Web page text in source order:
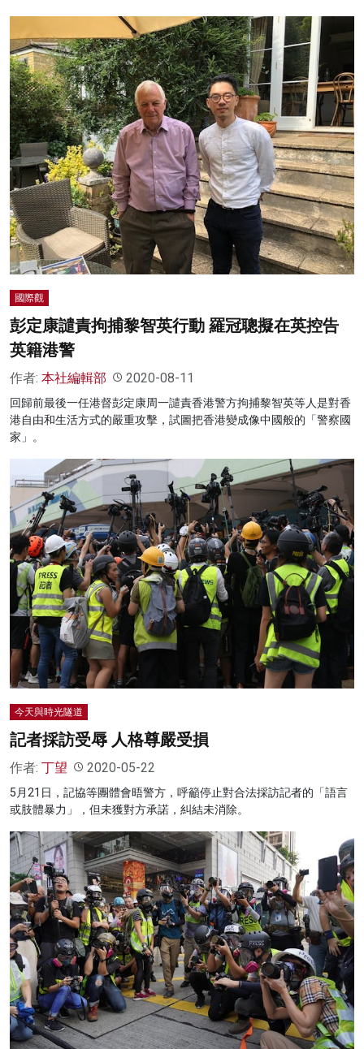
國際觀
彭定康譴責拘捕黎智英行動 羅冠聰擬在英控告
英籍港警
作者: 本社編輯部 2020-08-11
回歸前最後一任港督彭定康周一譴責香港警方拘捕黎智英等人是對香
港自由和生活方式的嚴重攻擊，試圖把香港變成像中國般的「警察國
家」。
今天與時光隧道
記者採訪受辱 人格尊嚴受損
作者: 丁望 2020-05-22
5月21日，記協等團體會晤警方，呼籲停止對合法採訪記者的「語言
或肢體暴力」，但未獲對方承諾，糾結未消除。